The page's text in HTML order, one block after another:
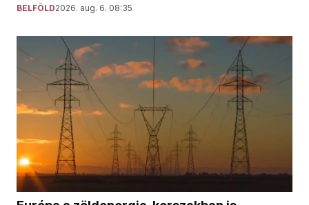
BELFÖLD2026. aug. 6. 08:35